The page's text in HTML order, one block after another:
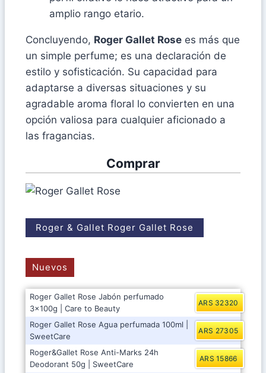
amplio rango etario.
Concluyendo, Roger Gallet Rose es más que
un simple perfume; es una declaración de
estilo y sofisticación. Su capacidad para
adaptarse a diversas situaciones y su
agradable aroma floral lo convierten en una
opción valiosa para cualquier aficionado a
las fragancias.
Comprar
Roger & Gallet Roger Gallet Rose
Nuevos
Roger Gallet Rose Jabón perfumado
3x100g | Care to Beauty
ARS 32320
Roger Gallet Rose Agua perfumada 100ml |
SweetCare
ARS 27305
Roger&Gallet Rose Anti-Marks 24h
Deodorant 50g | SweetCare
ARS 15866